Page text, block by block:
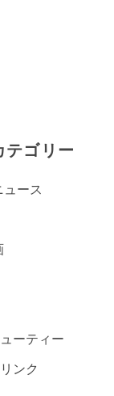
テゴリー
ュース
ーティー
ンク